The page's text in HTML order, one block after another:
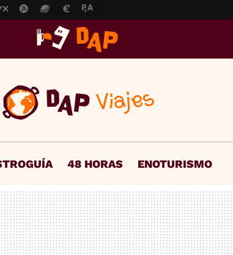
48 HORAS ENOTURISMO